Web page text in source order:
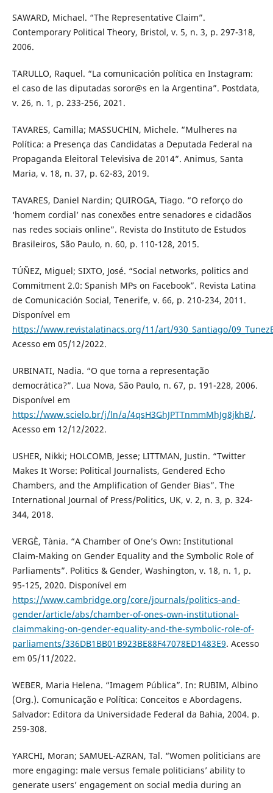
SAWARD, Michael. “The Representative Claim”.
Contemporary Political Theory, Bristol, v. 5, n. 3, p. 297-318,
2006.
TARULLO, Raquel. “La comunicación política en Instagram:
el caso de las diputadas soror@s en la Argentina”. Postdata,
v. 26, n. 1, p. 233-256, 2021.
TAVARES, Camilla; MASSUCHIN, Michele. “Mulheres na
Política: a Presença das Candidatas a Deputada Federal na
Propaganda Eleitoral Televisiva de 2014”. Animus, Santa
Maria, v. 18, n. 37, p. 62-83, 2019.
TAVARES, Daniel Nardin; QUIROGA, Tiago. “O reforço do
‘homem cordial’ nas conexões entre senadores e cidadãos
nas redes sociais online”. Revista do Instituto de Estudos
Brasileiros, São Paulo, n. 60, p. 110-128, 2015.
TÚÑEZ, Miguel; SIXTO, José. “Social networks, politics and
Commitment 2.0: Spanish MPs on Facebook”. Revista Latina
de Comunicación Social, Tenerife, v. 66, p. 210-234, 2011.
Disponível em
https://www.revistalatinacs.org/11/art/930_Santiago/
Acesso em 05/12/2022.
URBINATI, Nadia. “O que torna a representação
democrática?”. Lua Nova, São Paulo, n. 67, p. 191-228, 2006.
Disponível em
https://www.scielo.br/j/ln/a/4qsH3GhJPTTnmmMhJg8jkhB/.
Acesso em 12/12/2022.
USHER, Nikki; HOLCOMB, Jesse; LITTMAN, Justin. “Twitter
Makes It Worse: Political Journalists, Gendered Echo
Chambers, and the Amplification of Gender Bias”. The
International Journal of Press/Politics, UK, v. 2, n. 3, p. 324-
344, 2018.
VERGÈ, Tània. “A Chamber of One’s Own: Institutional
Claim-Making on Gender Equality and the Symbolic Role of
Parliaments”. Politics & Gender, Washington, v. 18, n. 1, p.
95-125, 2020. Disponível em
https://www.cambridge.org/core/journals/politics-and-
gender/article/abs/chamber-of-ones-own-institutional-
claimmaking-on-gender-equality-and-the-symbolic-role-of-
parliaments/336DB1BB01B923BE88F47078ED1483E9. Acesso
em 05/11/2022.
WEBER, Maria Helena. “Imagem Pública”. In: RUBIM, Albino
(Org.). Comunicação e Política: Conceitos e Abordagens.
Salvador: Editora da Universidade Federal da Bahia, 2004. p.
259-308.
YARCHI, Moran; SAMUEL-AZRAN, Tal. “Women politicians are
more engaging: male versus female politicians’ ability to
generate users’ engagement on social media during an